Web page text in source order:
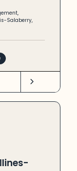
,
Salaberry,